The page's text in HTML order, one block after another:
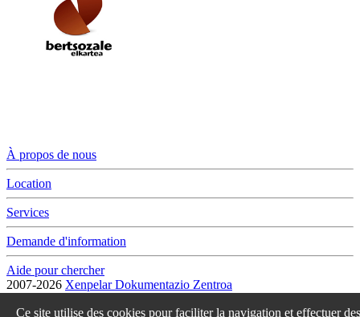
À propos de nous
Location
Services
Demande d'information
Aide pour chercher
2007-2026 Xenpelar Dokumentazio Zentroa
T. (+34) 943 69 42 77 / F. (+34) 943 69 30 41 / xenpelar [a bildua]
Ce site utilise des cookies pour faciliter la navigation et effectuer des